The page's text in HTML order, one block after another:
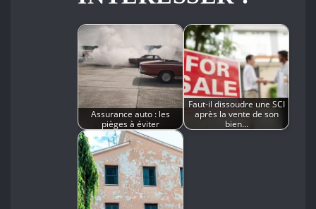
Assurance auto : les
pièges à éviter
Faut-il dissoudre une SCI
après la vente de son
bien…